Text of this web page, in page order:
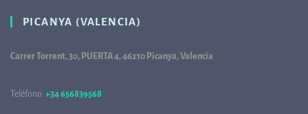
PICANYA (VALENCIA)
Carrer Torrent, 30, PUERTA 4, 46210 Picanya, Valencia
Teléfono: +34 656839568